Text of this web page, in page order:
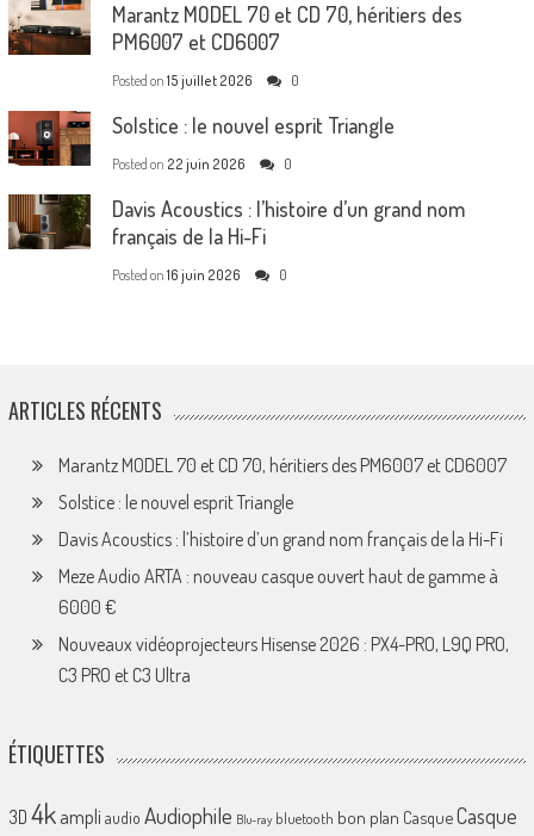
Marantz MODEL 70 et CD 70, héritiers des
PM6007 et CD6007
Posted on 15 juillet 2026 0
Solstice : le nouvel esprit Triangle
Posted on 22 juin 2026 0
Davis Acoustics : l’histoire d’un grand nom
français de la Hi-Fi
Posted on 16 juin 2026 0
ARTICLES RÉCENTS
Marantz MODEL 70 et CD 70, héritiers des PM6007 et CD6007
Solstice : le nouvel esprit Triangle
Davis Acoustics : l’histoire d’un grand nom français de la Hi-Fi
Meze Audio ARTA : nouveau casque ouvert haut de gamme à
6000 €
Nouveaux vidéoprojecteurs Hisense 2026 : PX4-PRO, L9Q PRO,
C3 PRO et C3 Ultra
ÉTIQUETTES
3D 4k ampliaudio Audiophile Blu-ray bluetooth bon plan CasqueCasque